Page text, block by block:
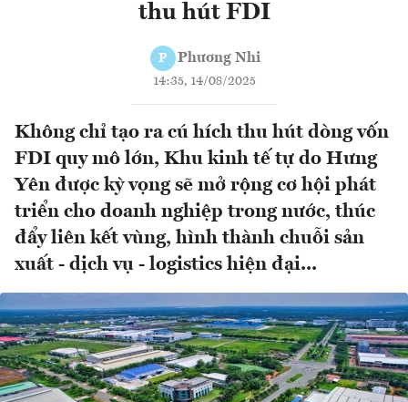
thu hút FDI
P Phương Nhi
14:35, 14/08/2025
Không chỉ tạo ra cú hích thu hút dòng vốn
FDI quy mô lớn, Khu kinh tế tự do Hưng
Yên được kỳ vọng sẽ mở rộng cơ hội phát
triển cho doanh nghiệp trong nước, thúc
đẩy liên kết vùng, hình thành chuỗi sản
xuất - dịch vụ - logistics hiện đại...